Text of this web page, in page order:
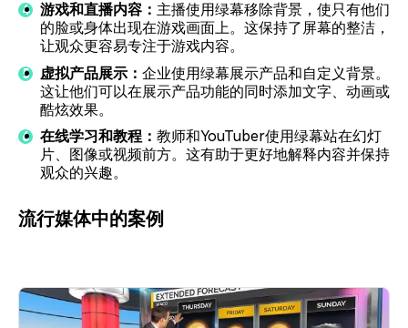
游戏和直播内容： 主播使用绿幕移除背景，使只有他们
的脸或身体出现在游戏画面上。这保持了屏幕的整洁，
让观众更容易专注于游戏内容。
虚拟产品展示： 企业使用绿幕展示产品和自定义背景。
这让他们可以在展示产品功能的同时添加文字、动画或
酷炫效果。
在线学习和教程： 教师和YouTuber使用绿幕站在幻灯
片、图像或视频前方。这有助于更好地解释内容并保持
观众的兴趣。
流行媒体中的案例